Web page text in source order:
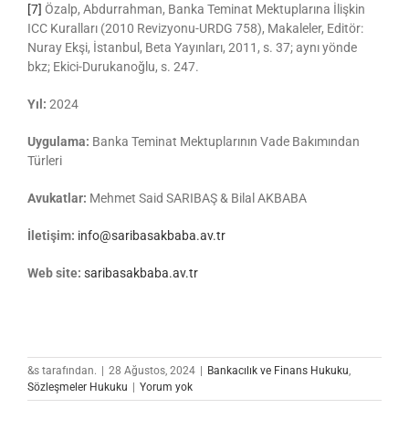
[7] Özalp, Abdurrahman, Banka Teminat Mektuplarına İlişkin
ICC Kuralları (2010 Revizyonu-URDG 758), Makaleler, Editör:
Nuray Ekşi, İstanbul, Beta Yayınları, 2011, s. 37; aynı yönde
bkz; Ekici-Durukanoğlu, s. 247.
Yıl: 2024
Uygulama: Banka Teminat Mektuplarının Vade Bakımından
Türleri
Avukatlar: Mehmet Said SARIBAŞ & Bilal AKBABA
İletişim: info@saribasakbaba.av.tr
Web site: saribasakbaba.av.tr
&s tarafından. 28 Ağustos, 2024 Bankacılık ve Finans Hukuku,
Sözleşmeler Hukuku
Yorum yok